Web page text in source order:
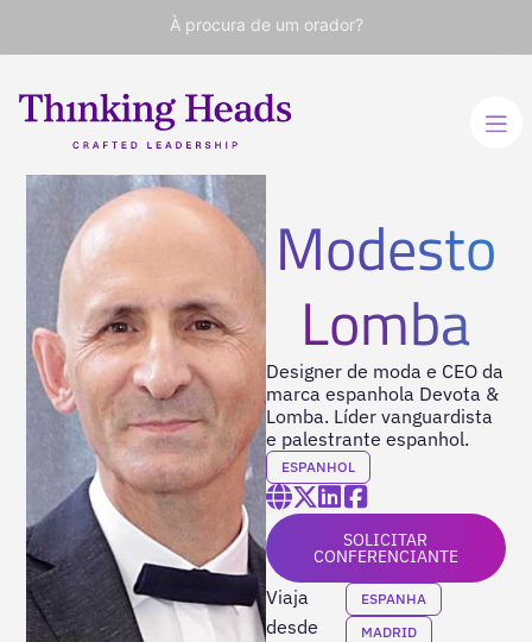
À procura de um orador?
Modesto
Lomba
Designer de moda e CEO da
marca espanhola Devota &
Lomba. Líder vanguardista
e palestrante espanhol.
ESPANHOL
SOLICITAR
CONFERENCIANTE
Viaja
desde
ESPANHA
MADRID